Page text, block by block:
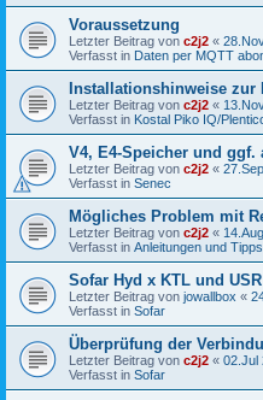
Voraussetzung
Letzter Beitrag von c2j2 «
Verfasst in Daten per MQTT
Installationshinweise zur
Letzter Beitrag von c2j2 «
Verfasst in Kostal Piko IQ/
V4, E4-Speicher und ggf.
Letzter Beitrag von c2j2 «
Verfasst in Senec
Mögliches Problem mit
Letzter Beitrag von c2j2 «
Verfasst in Anleitungen und Tipps
Sofar Hyd x KTL und USR
Letzter Beitrag von jowallbox «
Verfasst in Sofar
Überprüfung der
Letzter Beitrag von c2j2 « 02.Jul
Verfasst in Sofar